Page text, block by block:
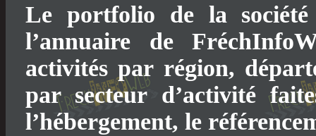
Le portfolio de la société
l’annuaire de
activités par région,
par secteur d’activité
l’hébergement, le